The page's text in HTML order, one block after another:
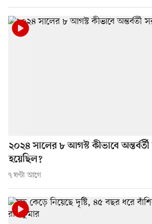
২০২৪ সালের ৮ আগস্ট কীভাবে
হয়েছিল?
৭ ঘণ্টা আগে